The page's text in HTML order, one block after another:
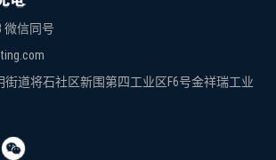
微信同号
道将石社区新围第四工业区F6号金祥瑞工业